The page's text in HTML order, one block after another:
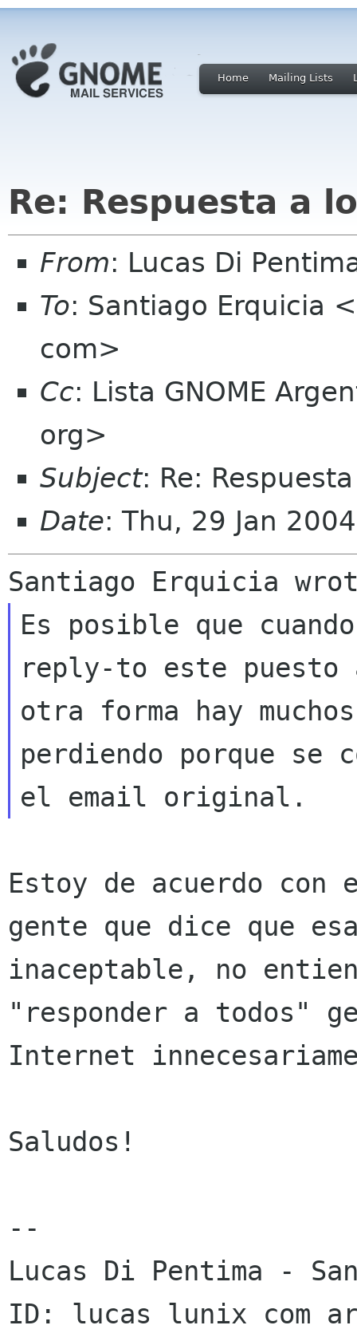
Home Mailing Lists
Re: Respuesta a
From: Lucas Di
To: Santiago Erquicia
com>
Cc: Lista GNOME
org>
Subject: Re:
Date: Thu, 29 Jan
Es posible que
reply-to este
otra forma hay
perdiendo porque se
el email original.
Estoy de acuerdo con
gente que dice que
inaceptable, no
"responder a todos"
Internet
Saludos!
--
Lucas Di Pentima -
ID: lucas lunix com